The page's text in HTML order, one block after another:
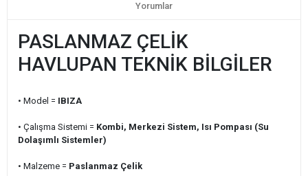
Yorumlar
PASLANMAZ ÇELİK
HAVLUPAN TEKNİK BİLGİLER
• Model = IBIZA
• Çalışma Sistemi = Kombi, Merkezi Sistem, Isı Pompası (Su
Dolaşımlı Sistemler)
• Malzeme = Paslanmaz Çelik